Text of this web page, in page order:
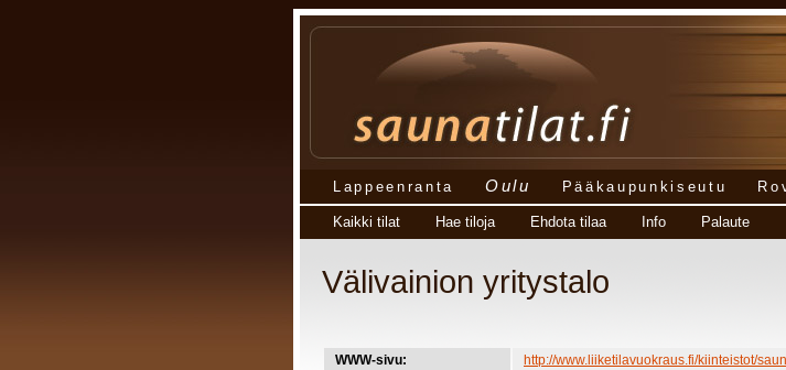
Lappeenranta Oulu Pääkaupunkiseutu
Kaikki tilat Hae tiloja Ehdota tilaa Info Palaute
Välivainion yritystalo
WWW-sivu:
http://www.liiketilavuokraus.fi/kiinteistot/